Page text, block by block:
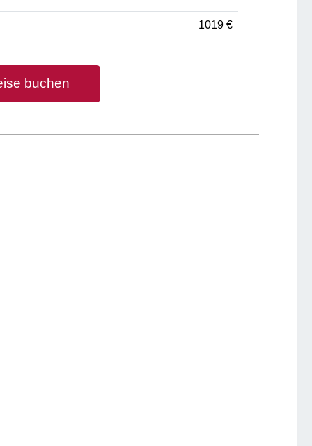
1019 €
buchen